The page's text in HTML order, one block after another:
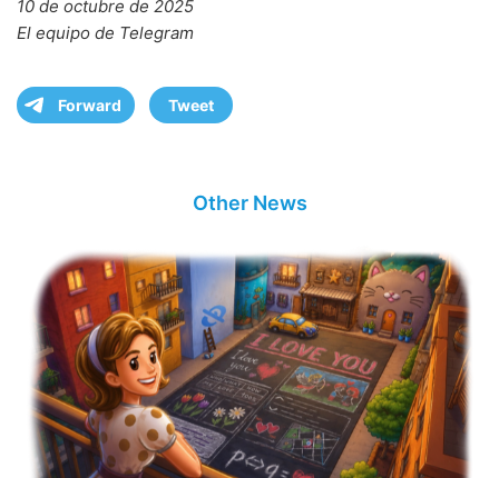
10 de octubre de 2025
El equipo de Telegram
Forward Tweet
Other News